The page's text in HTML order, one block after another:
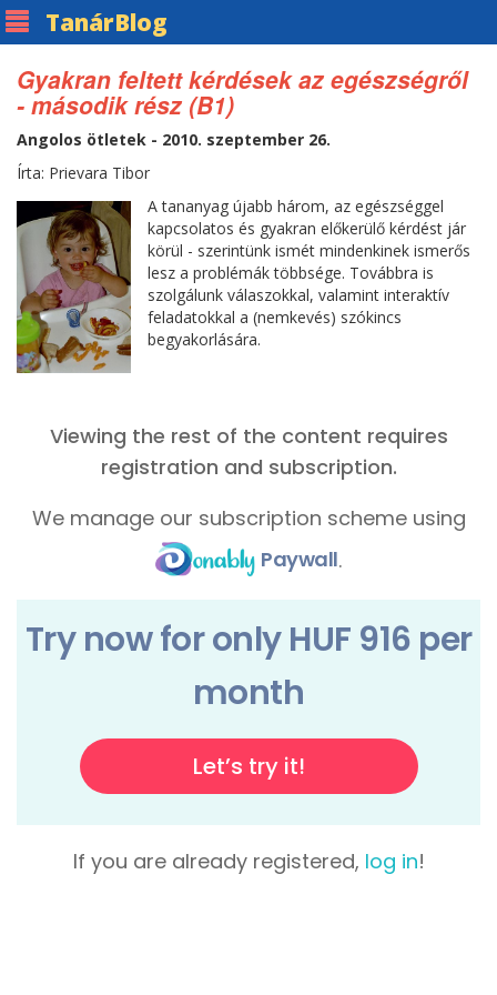
TanárBlog
Gyakran feltett kérdések az egészségről
- második rész (B1)
Angolos ötletek - 2010. szeptember 26.
Írta: Prievara Tibor
A tananyag újabb három, az egészséggel
kapcsolatos és gyakran előkerülő kérdést jár
körül - szerintünk ismét mindenkinek ismerős
lesz a problémák többsége. Továbbra is
szolgálunk válaszokkal, valamint interaktív
feladatokkal a (nemkevés) szókincs
begyakorlására.